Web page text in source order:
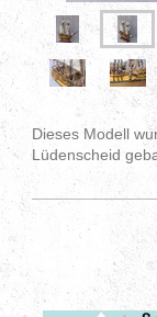
Dieses Modell
Lüdenscheid